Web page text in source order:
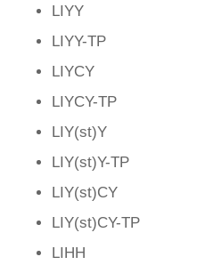
LIYY
LIYY-TP
LIYCY
LIYCY-TP
LIY(st)Y
LIY(st)Y-TP
LIY(st)CY
LIY(st)CY-TP
LIHH